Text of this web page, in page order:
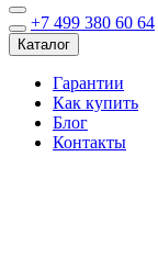
+7 499 380 60 64
Каталог
Гарантии
Как купить
Блог
Контакты